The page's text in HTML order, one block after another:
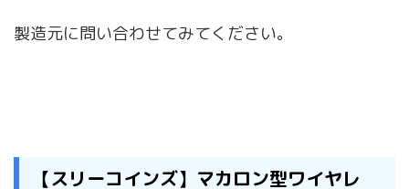
製造元に問い合わせてみてください。
【スリーコインズ】マカロン型ワイヤレ